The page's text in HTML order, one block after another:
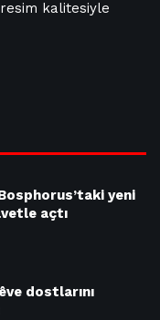
kalitesiyle
yeni
açtı
dostlarını